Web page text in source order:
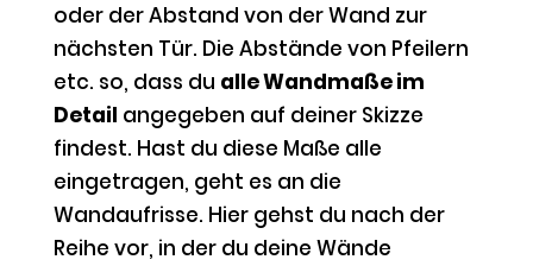
oder der Abstand von der Wand zur
nächsten Tür. Die Abstände von Pfeilern
etc. so, dass du alle Wandmaße im
Detail angegeben auf deiner Skizze
findest. Hast du diese Maße alle
eingetragen, geht es an die
Wandaufrisse. Hier gehst du nach der
Reihe vor, in der du deine Wände